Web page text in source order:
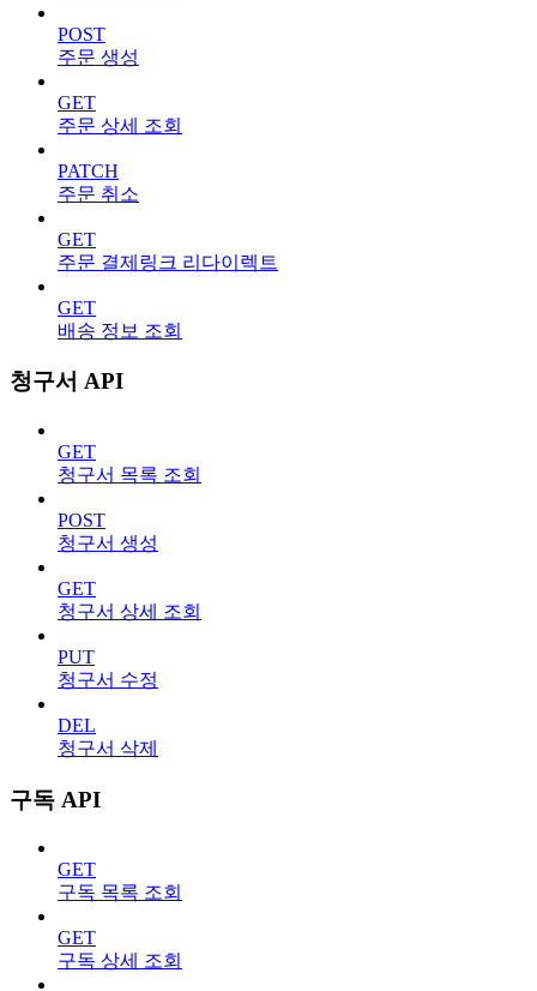
POST
주문 생성
GET
주문 상세 조회
PATCH
주문 취소
GET
주문 결제링크 리다이렉트
GET
배송 정보 조회
청구서 API
GET
청구서 목록 조회
POST
청구서 생성
GET
청구서 상세 조회
PUT
청구서 수정
DEL
청구서 삭제
구독 API
GET
구독 목록 조회
GET
구독 상세 조회